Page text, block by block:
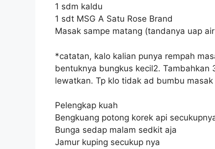
1 sdm kaldu
1 sdt MSG A Satu Rose Brand
Masak sampe matang (tandanya uap
*catatan, kalo kalian punya rempah
bentuknya bungkus kecil2. Tambahkan
lewatkan. Tp klo tidak ad bumbu
Pelengkap kuah
Bengkuang potong korek api
Bunga sedap malam sedkit aja
Jamur kuping secukup nya